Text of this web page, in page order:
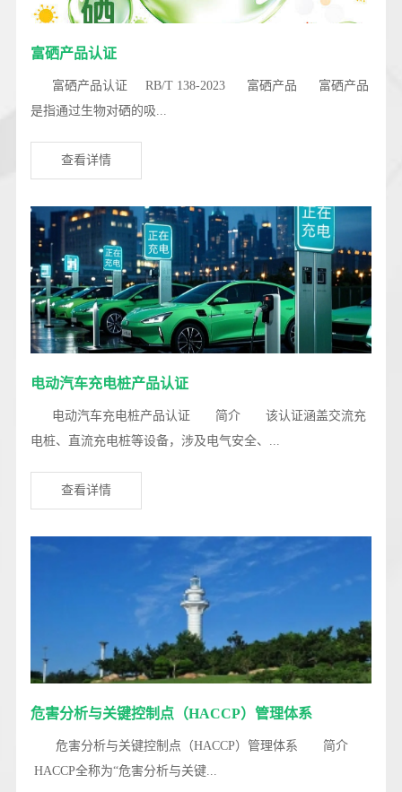
富硒产品认证
富硒产品认证 RB/T 138-2023 富硒产品 富硒产品
是指通过生物对硒的吸...
查看详情
电动汽车充电桩产品认证
电动汽车充电桩产品认证 简介 该认证涵盖交流充
电桩、直流充电桩等设备，涉及电气安全、...
查看详情
危害分析与关键控制点（HACCP）管理体系
危害分析与关键控制点（HACCP）管理体系 简介
HACCP全称为“危害分析与关键...